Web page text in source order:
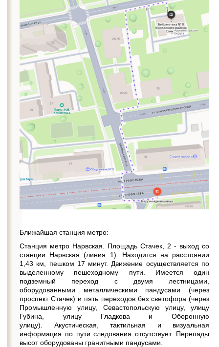
Ближайшая станция метро:
Станция метро Нарвская. Площадь Стачек, 2 - выход со
станции Нарвская (линия 1). Находится на расстоянии
1,43 км, пешком 17 минут. Движение осуществляется по
выделенному пешеходному пути. Имеется один
подземный переход с двумя лестницами,
оборудованными металлическими пандусами (через
проспект Стачек) и пять переходов без светофора (через
Промышленную улицу, Севастопольскую улицу, улицу
Губина, улицу Гладкова и Оборонную
улицу). Акустическая, тактильная и визуальная
информация по пути следования отсутствует. Перепады
высот оборудованы гранитными пандусами.